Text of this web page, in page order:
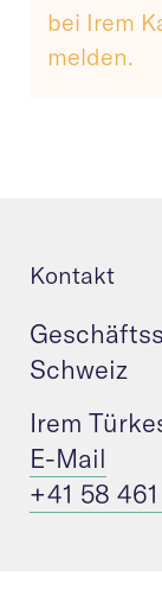
bei Irem
melden.
Kontakt
Schweiz
Irem
E-Mail
+41 58